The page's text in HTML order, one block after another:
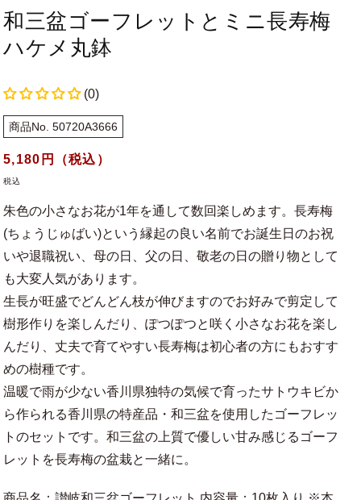
和三盆ゴーフレットとミニ長寿梅
ハケメ丸鉢
(0)
商品No. 50720A3666
通
常
格
5,180 円（税込）
税込
朱色の小さなお花が1年を通して数回楽しめます。長寿梅
(ちょうじゅばい)という縁起の良い名前でお誕生日のお祝
いや退職祝い、母の日、父の日、敬老の日の贈り物として
も大変人気があります。
生長が旺盛でどんどん枝が伸びますのでお好みで剪定して
樹形作りを楽しんだり、ぽつぽつと咲く小さなお花を楽し
んだり、丈夫で育てやすい長寿梅は初心者の方にもおすす
めの樹種です。
温暖で雨が少ない香川県独特の気候で育ったサトウキビか
ら作られる香川県の特産品・和三盆を使用したゴーフレッ
トのセットです。和三盆の上質で優しい甘み感じるゴーフ
レットを長寿梅の盆栽と一緒に。